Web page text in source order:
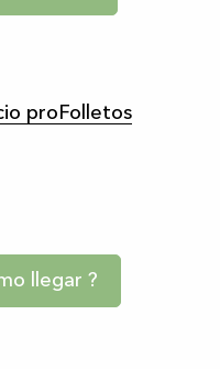
pro Folletos
llegar ?